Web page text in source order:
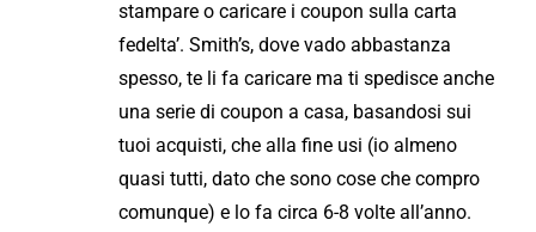
stampare o caricare i coupon sulla carta
fedelta’. Smith’s, dove vado abbastanza
spesso, te li fa caricare ma ti spedisce anche
una serie di coupon a casa, basandosi sui
tuoi acquisti, che alla fine usi (io almeno
quasi tutti, dato che sono cose che compro
comunque) e lo fa circa 6-8 volte all’anno.